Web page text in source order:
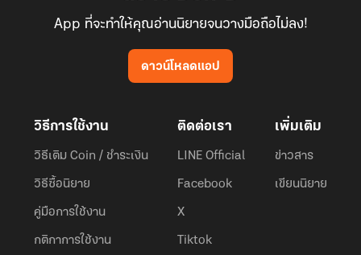
App ที่จะทำให้คุณอ่านนิยายจนวางมือถือไม่ลง!
ดาวน์โหลดแอป
วิธีการใช้งาน
วิธีเติม Coin / ชำระเงิน
วิธีซื้อนิยาย
คู่มือการใช้งาน
กติกาการใช้งาน
ติดต่อเรา
LINE Official
Facebook
X
Tiktok
เพิ่มเติม
ข่าวสาร
เขียนนิยาย